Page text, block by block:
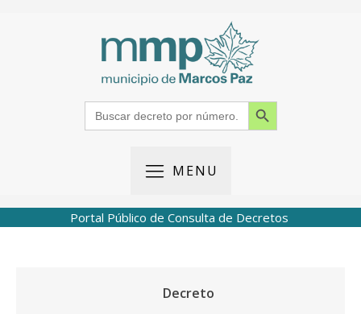
Search
for:
Search Button
MENU
Portal Público de Consulta de Decretos
Decreto